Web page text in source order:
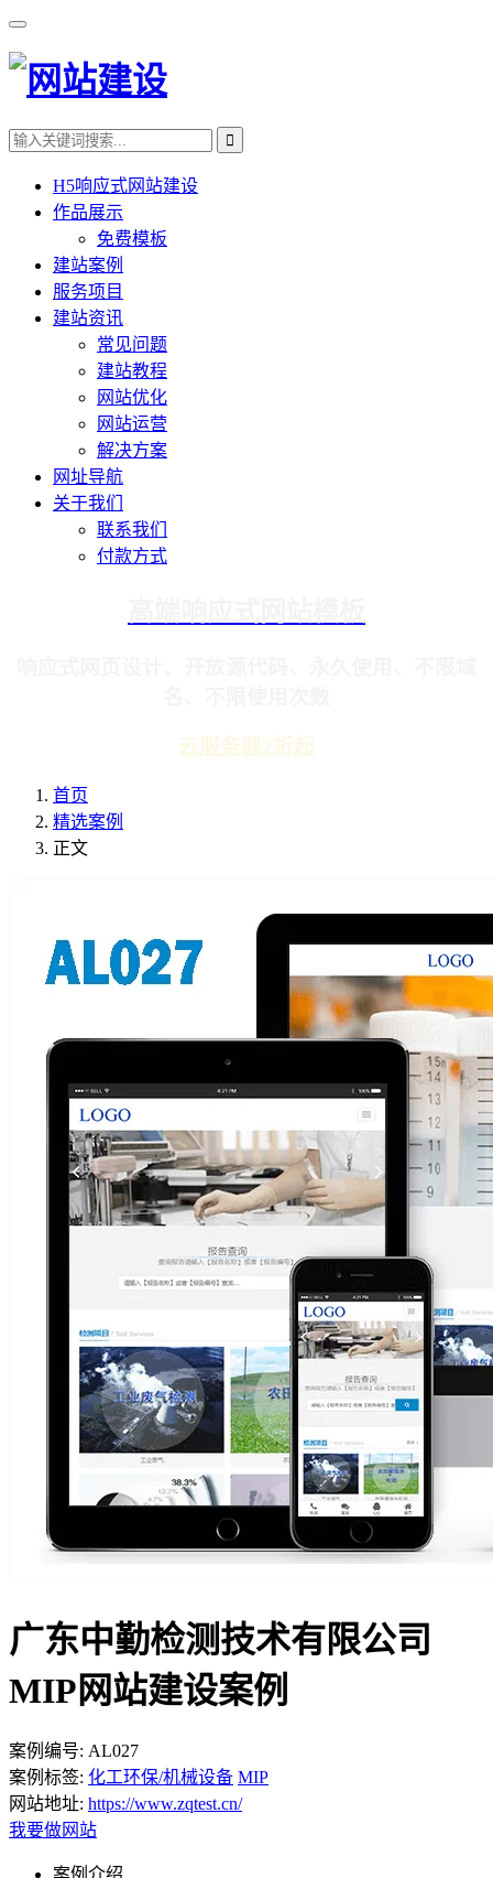
H5响应式网站建设
作品展示
免费模板
建站案例
服务项目
建站资讯
常见问题
建站教程
网站优化
网站运营
解决方案
网址导航
关于我们
联系我们
付款方式
云服务器2折起
首页
精选案例
正文
广东中勤检测技术有限公司
MIP网站建设案例
案例编号: AL027
案例标签: 化工环保/机械设备 MIP
网站地址: https://www.zqtest.cn/
我要做网站
案例介绍